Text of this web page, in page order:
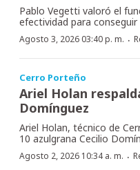
Pablo Vegetti valoró el
efectividad para
Agosto 3, 2026 03:40 p. m. ·
Cerro Porteño
Ariel Holan
Domínguez
Ariel Holan, técnico de
10 azulgrana Cecilio
Agosto 2, 2026 10:34 a. m. ·